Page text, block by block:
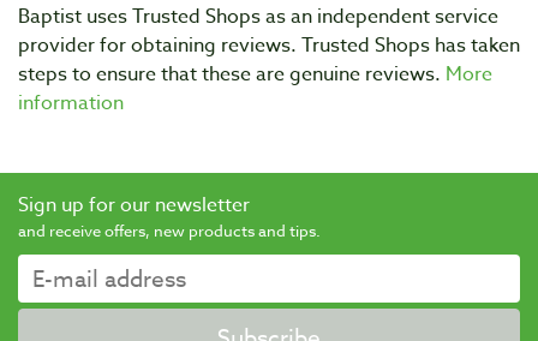
Baptist uses Trusted Shops as an independent service
provider for obtaining reviews. Trusted Shops has taken
steps to ensure that these are genuine reviews. More
information
Sign up for our newsletter
and receive offers, new products and tips.